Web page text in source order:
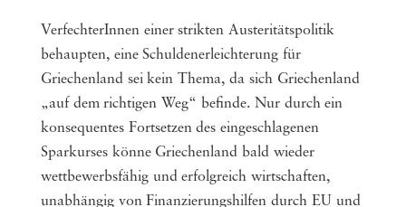
VerfechterInnen einer strikten Austeritätspolitik
behaupten, eine Schuldenerleichterung für
Griechenland sei kein Thema, da sich Griechenland
„auf dem richtigen Weg“ befinde. Nur durch ein
konsequentes Fortsetzen des eingeschlagenen
Sparkurses könne Griechenland bald wieder
wettbewerbsfähig und erfolgreich wirtschaften,
unabhängig von Finanzierungshilfen durch EU und